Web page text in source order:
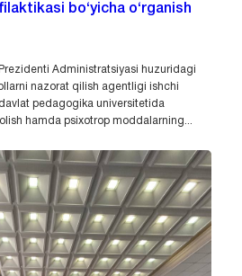
bo‘yicha o‘rganish
Administratsiyasi huzuridagi
nazorat qilish agentligi ishchi
pedagogika universitetida
hamda psixotrop moddalarning...